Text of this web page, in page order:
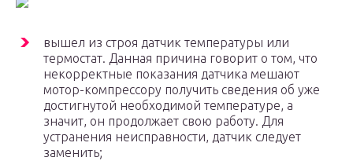
вышел из строя датчик температуры или
термостат. Данная причина говорит о том, что
некорректные показания датчика мешают
мотор-компрессору получить сведения об уже
достигнутой необходимой температуре, а
значит, он продолжает свою работу. Для
устранения неисправности, датчик следует
заменить;